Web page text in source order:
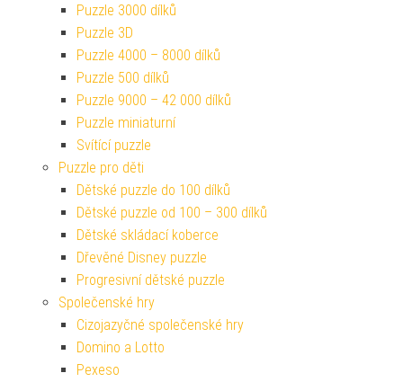
Puzzle 3000 dílků
Puzzle 3D
Puzzle 4000 – 8000 dílků
Puzzle 500 dílků
Puzzle 9000 – 42 000 dílků
Puzzle miniaturní
Svítící puzzle
Puzzle pro děti
Dětské puzzle do 100 dílků
Dětské puzzle od 100 – 300 dílků
Dětské skládací koberce
Dřevěné Disney puzzle
Progresivní dětské puzzle
Společenské hry
Cizojazyčné společenské hry
Domino a Lotto
Pexeso